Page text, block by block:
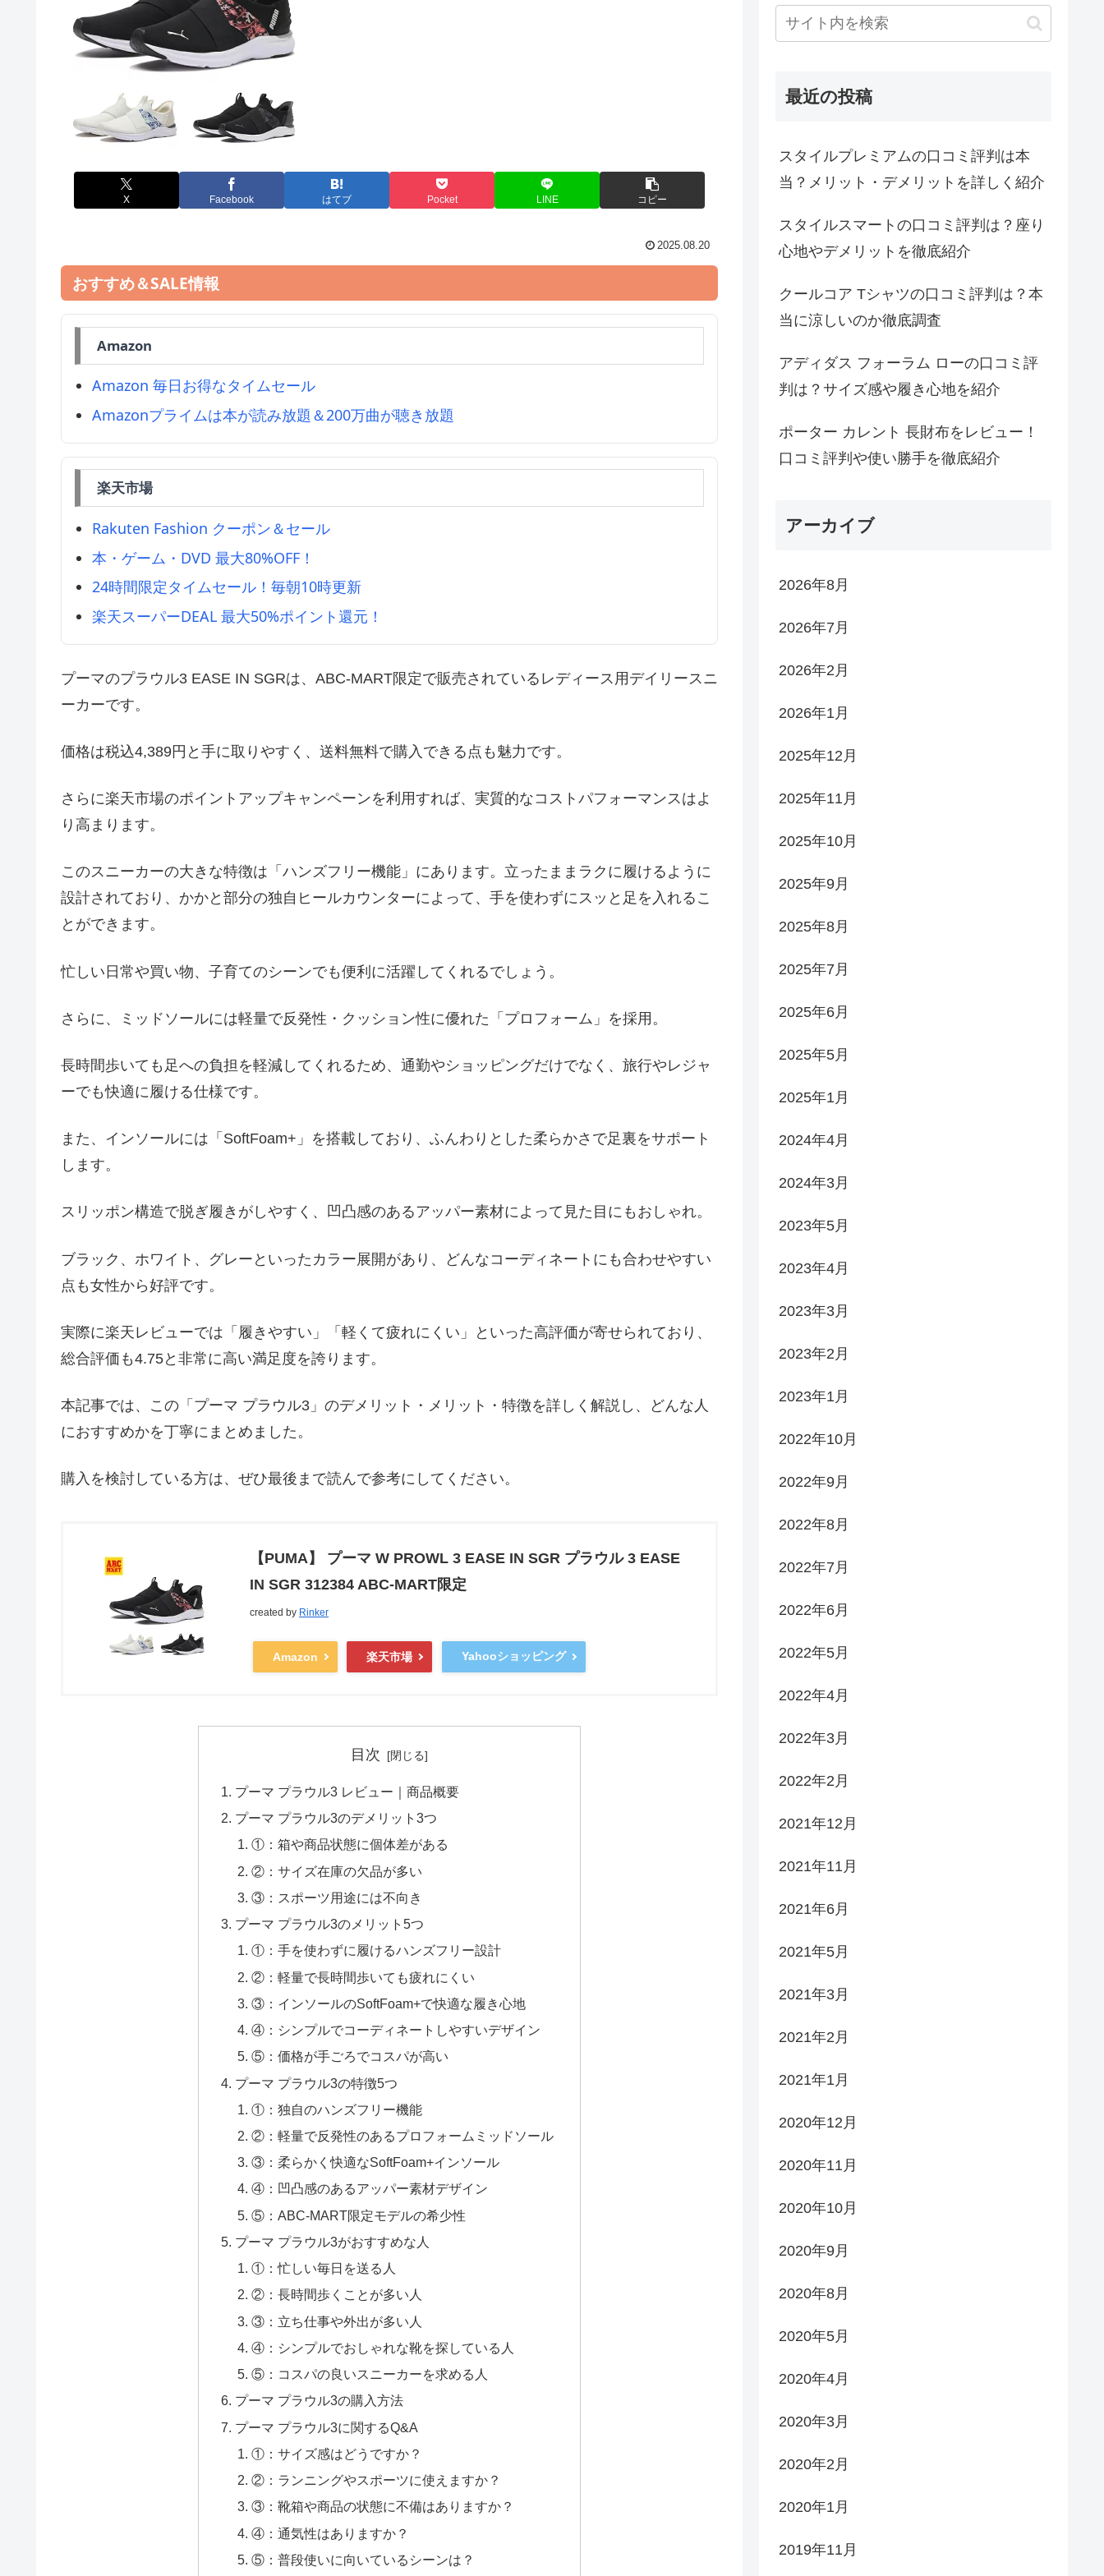
X Facebook はてブ Pocket LINE コピー
2025.08.20
おすすめ＆SALE情報
Amazon
Amazon 毎日お得なタイムセール
Amazonプライムは本が読み放題＆200万曲が聴き放題
楽天市場
Rakuten Fashion クーポン＆セール
本・ゲーム・DVD 最大80%OFF！
24時間限定タイムセール！毎朝10時更新
楽天スーパーDEAL 最大50%ポイント還元！
プーマのプラウル3 EASE IN SGRは、ABC-MART限定で販売されているレディース用デイリースニ
ーカーです。
価格は税込4,389円と手に取りやすく、送料無料で購入できる点も魅力です。
さらに楽天市場のポイントアップキャンペーンを利用すれば、実質的なコストパフォーマンスはよ
り高まります。
このスニーカーの大きな特徴は「ハンズフリー機能」にあります。立ったままラクに履けるように
設計されており、かかと部分の独自ヒールカウンターによって、手を使わずにスッと足を入れるこ
とができます。
忙しい日常や買い物、子育てのシーンでも便利に活躍してくれるでしょう。
さらに、ミッドソールには軽量で反発性・クッション性に優れた「プロフォーム」を採用。
長時間歩いても足への負担を軽減してくれるため、通勤やショッピングだけでなく、旅行やレジャ
ーでも快適に履ける仕様です。
また、インソールには「SoftFoam+」を搭載しており、ふんわりとした柔らかさで足裏をサポート
します。
スリッポン構造で脱ぎ履きがしやすく、凹凸感のあるアッパー素材によって見た目にもおしゃれ。
ブラック、ホワイト、グレーといったカラー展開があり、どんなコーディネートにも合わせやすい
点も女性から好評です。
実際に楽天レビューでは「履きやすい」「軽くて疲れにくい」といった高評価が寄せられており、
総合評価も4.75と非常に高い満足度を誇ります。
本記事では、この「プーマ プラウル3」のデメリット・メリット・特徴を詳しく解説し、どんな人
におすすめかを丁寧にまとめました。
購入を検討している方は、ぜひ最後まで読んで参考にしてください。
【PUMA】 プーマ W PROWL 3 EASE IN SGR プラウル 3 EASE
IN SGR 312384 ABC-MART限定
created by Rinker
Amazon 楽天市場 Yahooショッピング
目次
プーマ プラウル3 レビュー｜商品概要
プーマ プラウル3のデメリット3つ
①：箱や商品状態に個体差がある
②：サイズ在庫の欠品が多い
③：スポーツ用途には不向き
プーマ プラウル3のメリット5つ
①：手を使わずに履けるハンズフリー設計
②：軽量で長時間歩いても疲れにくい
③：インソールのSoftFoam+で快適な履き心地
④：シンプルでコーディネートしやすいデザイン
⑤：価格が手ごろでコスパが高い
プーマ プラウル3の特徴5つ
①：独自のハンズフリー機能
②：軽量で反発性のあるプロフォームミッドソール
③：柔らかく快適なSoftFoam+インソール
④：凹凸感のあるアッパー素材デザイン
⑤：ABC-MART限定モデルの希少性
プーマ プラウル3がおすすめな人
①：忙しい毎日を送る人
②：長時間歩くことが多い人
③：立ち仕事や外出が多い人
④：シンプルでおしゃれな靴を探している人
⑤：コスパの良いスニーカーを求める人
プーマ プラウル3の購入方法
プーマ プラウル3に関するQ&A
①：サイズ感はどうですか？
②：ランニングやスポーツに使えますか？
③：靴箱や商品の状態に不備はありますか？
④：通気性はありますか？
⑤：普段使いに向いているシーンは？
最近の投稿
スタイルプレミアムの口コミ評判は本
当？メリット・デメリットを詳しく紹介
スタイルスマートの口コミ評判は？座り
心地やデメリットを徹底紹介
クールコア Tシャツの口コミ評判は？本
当に涼しいのか徹底調査
アディダス フォーラム ローの口コミ評
判は？サイズ感や履き心地を紹介
ポーター カレント 長財布をレビュー！
口コミ評判や使い勝手を徹底紹介
アーカイブ
2026年8月
2026年7月
2026年2月
2026年1月
2025年12月
2025年11月
2025年10月
2025年9月
2025年8月
2025年7月
2025年6月
2025年5月
2025年1月
2024年4月
2024年3月
2023年5月
2023年4月
2023年3月
2023年2月
2023年1月
2022年10月
2022年9月
2022年8月
2022年7月
2022年6月
2022年5月
2022年4月
2022年3月
2022年2月
2021年12月
2021年11月
2021年6月
2021年5月
2021年3月
2021年2月
2021年1月
2020年12月
2020年11月
2020年10月
2020年9月
2020年8月
2020年5月
2020年4月
2020年3月
2020年2月
2020年1月
2019年11月